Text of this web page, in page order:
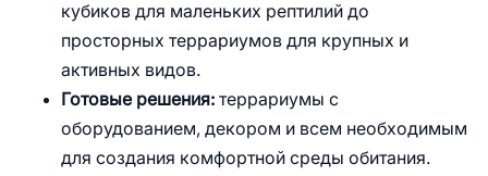
кубиков для маленьких рептилий до
просторных террариумов для крупных и
активных видов.
Готовые решения: террариумы с
оборудованием, декором и всем необходимым
для создания комфортной среды обитания.